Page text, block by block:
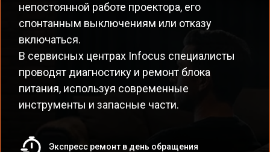
непостоянной работе проектора, его
спонтанным выключениям или отказу
включаться.
В сервисных центрах Infocus специалисты
проводят диагностику и ремонт блока
питания, используя современные
инструменты и запасные части.
Экспресс ремонт в день обращения